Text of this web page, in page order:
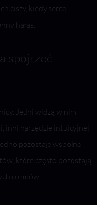
ciszy, kiedy serce
hałas.
spojrzeć
Jedni widzą w nim
inni narzędzie intuicyjnej
pozostaje wspólne –
które często pozostają
rozmów.